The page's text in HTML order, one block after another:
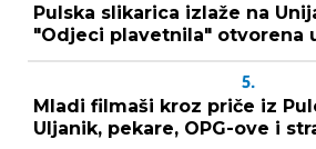
Pulska slikarica izlaže na
"Odjeci plavetnila" otvorena
5.
Mladi filmaši kroz priče iz
Uljanik, pekare, OPG-ove i